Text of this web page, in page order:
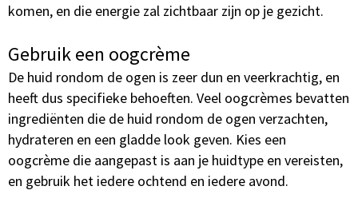
komen, en die energie zal zichtbaar zijn op je gezicht.
Gebruik een oogcrème
De huid rondom de ogen is zeer dun en veerkrachtig, en
heeft dus specifieke behoeften. Veel oogcrèmes bevatten
ingrediënten die de huid rondom de ogen verzachten,
hydrateren en een gladde look geven. Kies een
oogcrème die aangepast is aan je huidtype en vereisten,
en gebruik het iedere ochtend en iedere avond.